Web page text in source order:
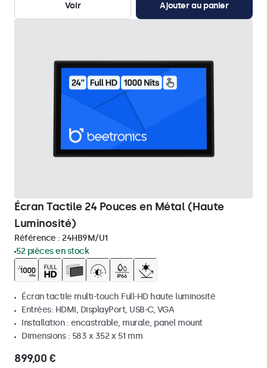
Voir
Ajouter au panier
Écran Tactile 24 Pouces en Métal (Haute
Luminosité)
Référence : 24HB9M/U1
52 pièces en stock
Écran tactile multi-touch Full-HD haute luminosité
Entrées: HDMI, DisplayPort, USB-C, VGA
Installation : encastrable, murale, panel mount
Dimensions : 583 x 352 x 51 mm
899,00 €